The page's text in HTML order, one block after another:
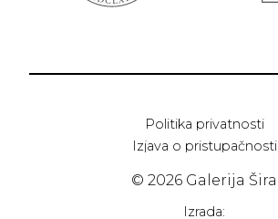
Politika privatnosti
Izjava o pristupačnosti
© 2026 Galerija Šira
Izrada: